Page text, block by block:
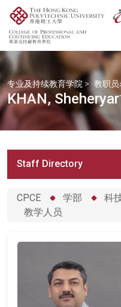
专业及持续教育学院 > 教职员
KHAN,
Staff Directory
CPCE 学部
科
教学人员